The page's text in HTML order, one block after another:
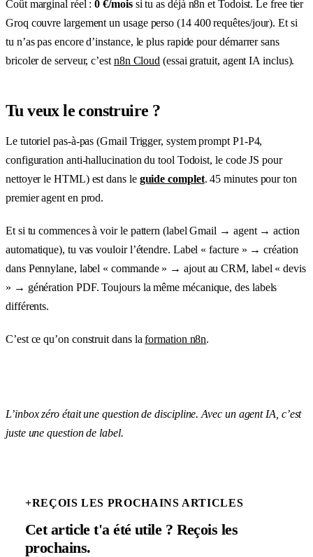
Coût marginal réel :0 €/moissi tu as déjà n8n et Todoist. Le free tier
Groq couvre largement un usage perso (14 400 requêtes/jour). Et si
tu n’as pas encore d’instance, le plus rapide pour démarrer sans
bricoler de serveur, c’est n8n Cloud (essai gratuit, agent IA inclus).
Tu veux le construire ?
Le tutoriel pas-à-pas (Gmail Trigger, system prompt P1-P4,
configuration anti-hallucination du tool Todoist, le code JS pour
nettoyer le HTML) est dans le guide complet. 45 minutes pour ton
premier agent en prod.
Et si tu commences à voir le pattern (label Gmail → agent → action
automatique), tu vas vouloir l’étendre. Label « facture » → création
dans Pennylane, label « commande » → ajout au CRM, label « devis
» → génération PDF. Toujours la même mécanique, des labels
différents.
C’est ce qu’on construit dans laformation n8n.
L’inbox zéro était une question de discipline. Avec un agent IA, c’est
juste une question de label.
+REÇOIS LES PROCHAINS ARTICLES
Cet article t'a été utile ? Reçois les
prochains.